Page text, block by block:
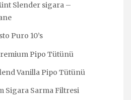
Slender sigara –
Puro 10’s
Pipo Tütünü
Vanilla Pipo Tütünü
Sigara Sarma Filtresi